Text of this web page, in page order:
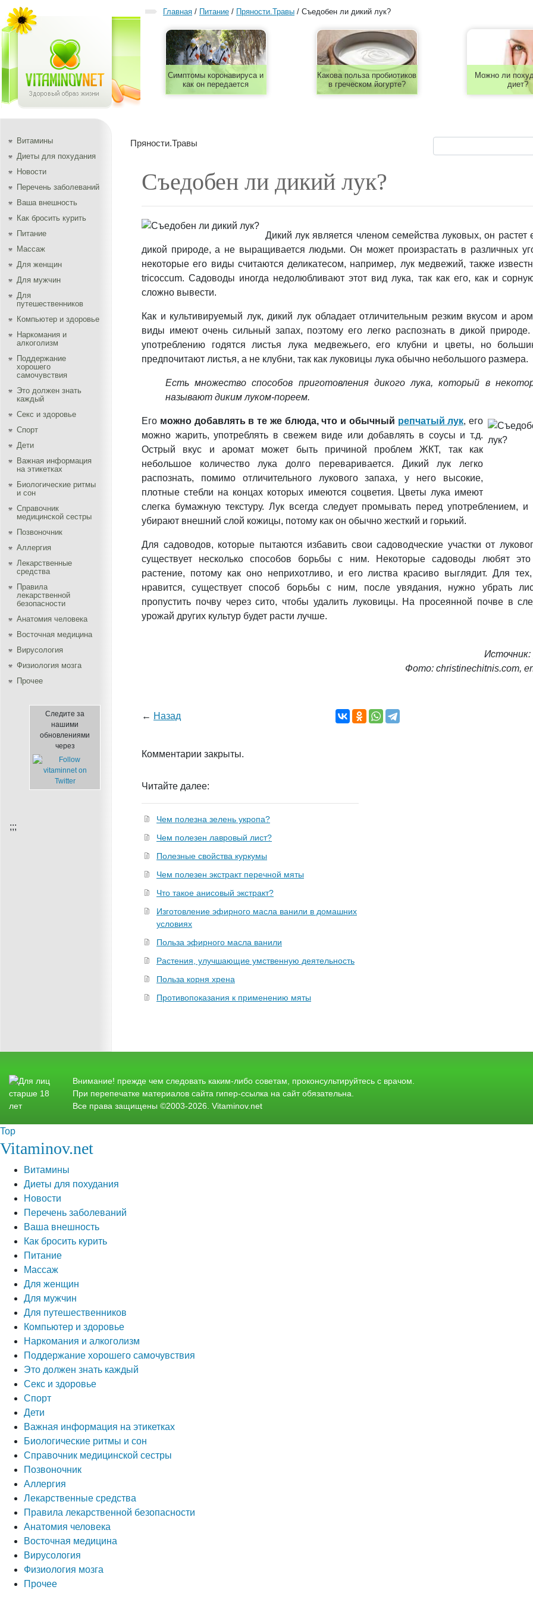
Главная / Питание / Пряности.Травы / Съедобен ли дикий лук?
Симптомы коронавируса и
как он передается
Какова польза пробиотиков
в греческом йогурте?
Можно ли
диет?
Витамины
Диеты для похудания
Новости
Перечень заболеваний
Ваша внешность
Как бросить курить
Питание
Массаж
Для женщин
Для мужчин
Для
путешественников
Компьютер и здоровье
Наркомания и
алкоголизм
Поддержание
хорошего
самочувствия
Это должен знать
каждый
Секс и здоровье
Спорт
Дети
Важная информация
на этикетках
Биологические ритмы
и сон
Справочник
медицинской сестры
Позвоночник
Аллергия
Лекарственные
средства
Правила
лекарственной
безопасности
Aнатомия человека
Восточная медицина
Вирусология
Физиология мозга
Прочее
Следите за
нашими
обновлениями
через
;;;
Пряности.Травы
Съедобен ли дикий лук?
Дикий лук является членом семейства луковых, он растет
дикой природе, а не выращивается людьми. Он может произрастать в различных
некоторые его виды считаются деликатесом, например, лук медвежий, также
tricoccum. Садоводы иногда недолюбливают этот вид лука, так как его, как и
сложно вывести.
Как и культивируемый лук, дикий лук обладает отличительным резким вкусом и
виды имеют очень сильный запах, поэтому его легко распознать в дикой природе.
употреблению годятся листья лука медвежьего, его клубни и цветы, но
предпочитают листья, а не клубни, так как луковицы лука обычно небольшого размера.
Есть множество способов приготовления дикого лука, который в
называют диким луком-пореем.
Его можно добавлять в те же блюда, что и обычный репчатый лук, его
можно жарить, употреблять в свежем виде или добавлять в соусы и т.д.
Острый вкус и аромат может быть причиной проблем ЖКТ, так как
небольшое количество лука долго переваривается. Дикий лук легко
распознать, помимо отличительного лукового запаха, у него высокие,
плотные стебли на концах которых имеются соцветия. Цветы лука имеют
слегка бумажную текстуру. Лук всегда следует промывать перед употреблением, и
убирают внешний слой кожицы, потому как он обычно жесткий и горький.
Для садоводов, которые пытаются избавить свои садоводческие участки от
существует несколько способов борьбы с ним. Некоторые садоводы любят это
растение, потому как оно неприхотливо, и его листва красиво выглядит. Для
нравится, существует способ борьбы с ним, после увядания, нужно убрать
пропустить почву через сито, чтобы удалить луковицы. На просеянной почве в
урожай других культур будет расти лучше.
Источник:
Фото: christinechitnis.com,
← Назад
Комментарии закрыты.
Читайте далее:
Чем полезна зелень укропа?
Чем полезен лавровый лист?
Полезные свойства куркумы
Чем полезен экстракт перечной мяты
Что такое анисовый экстракт?
Изготовление эфирного масла ванили в домашних
условиях
Польза эфирного масла ванили
Растения, улучшающие умственную деятельность
Польза корня хрена
Противопоказания к применению мяты
Внимание! прежде чем следовать каким-либо советам, проконсультируйтесь с врачом.
При перепечатке материалов сайта гипер-ссылка на сайт обязательна.
Все права защищены ©2003-2026. Vitaminov.net
Top
Vitaminov.net
Витамины
Диеты для похудания
Новости
Перечень заболеваний
Ваша внешность
Как бросить курить
Питание
Массаж
Для женщин
Для мужчин
Для путешественников
Компьютер и здоровье
Наркомания и алкоголизм
Поддержание хорошего самочувствия
Это должен знать каждый
Секс и здоровье
Спорт
Дети
Важная информация на этикетках
Биологические ритмы и сон
Справочник медицинской сестры
Позвоночник
Аллергия
Лекарственные средства
Правила лекарственной безопасности
Aнатомия человека
Восточная медицина
Вирусология
Физиология мозга
Прочее